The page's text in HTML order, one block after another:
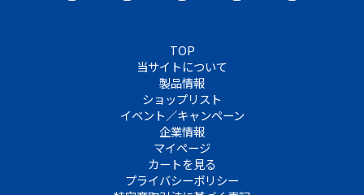
TOP
当サイトについて
製品情報
ショップリスト
イベント／キャンペーン
企業情報
マイページ
カートを見る
プライバシーポリシー